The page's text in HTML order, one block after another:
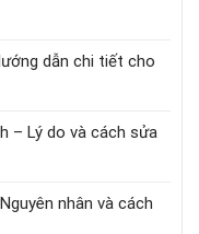
dẫn chi tiết cho
– Lý do và cách sửa
nhân và cách